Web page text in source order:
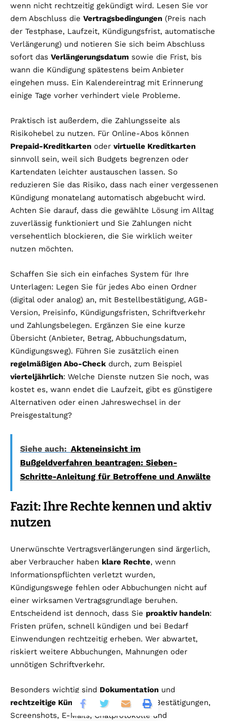
wenn nicht rechtzeitig gekündigt wird. Lesen Sie vor
dem Abschluss die Vertragsbedingungen (Preis nach
der Testphase, Laufzeit, Kündigungsfrist, automatische
Verlängerung) und notieren Sie sich beim Abschluss
sofort das Verlängerungsdatum sowie die Frist, bis
wann die Kündigung spätestens beim Anbieter
eingehen muss. Ein Kalendereintrag mit Erinnerung
einige Tage vorher verhindert viele Probleme.
Praktisch ist außerdem, die Zahlungsseite als
Risikohebel zu nutzen. Für Online-Abos können
Prepaid-Kreditkarten oder virtuelle Kreditkarten
sinnvoll sein, weil sich Budgets begrenzen oder
Kartendaten leichter austauschen lassen. So
reduzieren Sie das Risiko, dass nach einer vergessenen
Kündigung monatelang automatisch abgebucht wird.
Achten Sie darauf, dass die gewählte Lösung im Alltag
zuverlässig funktioniert und Sie Zahlungen nicht
versehentlich blockieren, die Sie wirklich weiter
nutzen möchten.
Schaffen Sie sich ein einfaches System für Ihre
Unterlagen: Legen Sie für jedes Abo einen Ordner
(digital oder analog) an, mit Bestellbestätigung, AGB-
Version, Preisinfo, Kündigungsfristen, Schriftverkehr
und Zahlungsbelegen. Ergänzen Sie eine kurze
Übersicht (Anbieter, Betrag, Abbuchungsdatum,
Kündigungsweg). Führen Sie zusätzlich einen
regelmäßigen Abo-Check durch, zum Beispiel
vierteljährlich: Welche Dienste nutzen Sie noch, was
kostet es, wann endet die Laufzeit, gibt es günstigere
Alternativen oder einen Jahreswechsel in der
Preisgestaltung?
Siehe auch: Akteneinsicht im
Bußgeldverfahren beantragen: Sieben-
Schritte-Anleitung für Betroffene und Anwälte
Fazit: Ihre Rechte kennen und aktiv
nutzen
Unerwünschte Vertragsverlängerungen sind ärgerlich,
aber Verbraucher haben klare Rechte, wenn
Informationspflichten verletzt wurden,
Kündigungswege fehlen oder Abbuchungen nicht auf
einer wirksamen Vertragsgrundlage beruhen.
Entscheidend ist dennoch, dass Sie proaktiv handeln:
Fristen prüfen, schnell kündigen und bei Bedarf
Einwendungen rechtzeitig erheben. Wer abwartet,
riskiert weitere Abbuchungen, Mahnungen oder
unnötigen Schriftverkehr.
Besonders wichtig sind Dokumentation und
rechtzeitige Kündigung
. Speichern Sie Bestätigungen,
Screenshots, E-Mails, Chatprotokolle und